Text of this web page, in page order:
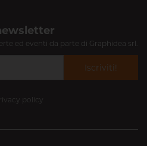
ed eventi da parte di Graphidea srl.
Iscriviti!
policy